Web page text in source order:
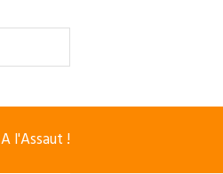
A l'Assaut !